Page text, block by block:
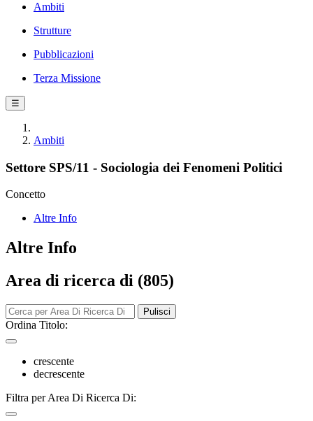
Ambiti
Strutture
Pubblicazioni
Terza Missione
☰
Ambiti
Settore SPS/11 - Sociologia dei Fenomeni Politici
Concetto
Altre Info
Altre Info
Area di ricerca di (805)
Pulisci
Ordina Titolo:
crescente
decrescente
Filtra per Area Di Ricerca Di: